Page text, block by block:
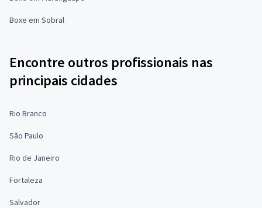
Boxe em Sobral
Encontre outros profissionais nas
principais cidades
Rio Branco
São Paulo
Rio de Janeiro
Fortaleza
Salvador